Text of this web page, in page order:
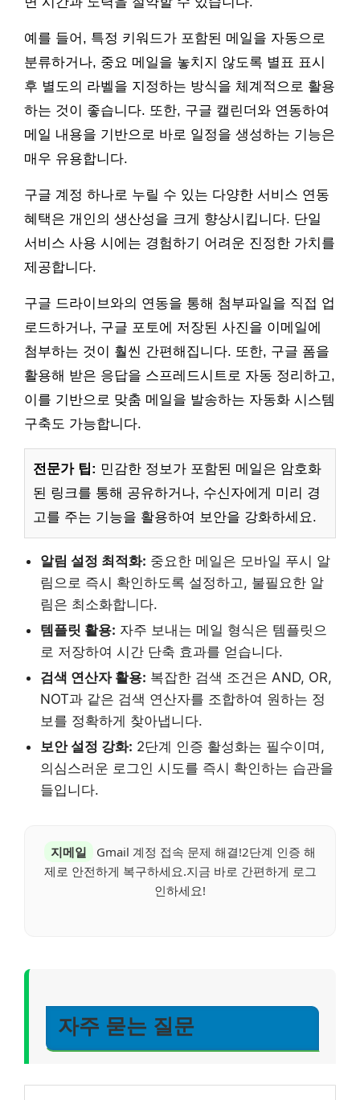
예를 들어, 특정 키워드가 포함된 메일을 자동으로
분류하거나, 중요 메일을 놓치지 않도록 별표 표시
후 별도의 라벨을 지정하는 방식을 체계적으로 활용
하는 것이 좋습니다. 또한, 구글 캘린더와 연동하여
메일 내용을 기반으로 바로 일정을 생성하는 기능은
매우 유용합니다.
구글 계정 하나로 누릴 수 있는 다양한 서비스 연동
혜택은 개인의 생산성을 크게 향상시킵니다. 단일
서비스 사용 시에는 경험하기 어려운 진정한 가치를
제공합니다.
구글 드라이브와의 연동을 통해 첨부파일을 직접 업
로드하거나, 구글 포토에 저장된 사진을 이메일에
첨부하는 것이 훨씬 간편해집니다. 또한, 구글 폼을
활용해 받은 응답을 스프레드시트로 자동 정리하고,
이를 기반으로 맞춤 메일을 발송하는 자동화 시스템
구축도 가능합니다.
전문가 팁: 민감한 정보가 포함된 메일은 암호화
된 링크를 통해 공유하거나, 수신자에게 미리 경
고를 주는 기능을 활용하여 보안을 강화하세요.
알림 설정 최적화: 중요한 메일은 모바일 푸시 알
림으로 즉시 확인하도록 설정하고, 불필요한 알
림은 최소화합니다.
템플릿 활용: 자주 보내는 메일 형식은 템플릿으
로 저장하여 시간 단축 효과를 얻습니다.
검색 연산자 활용: 복잡한 검색 조건은 AND, OR,
NOT과 같은 검색 연산자를 조합하여 원하는 정
보를 정확하게 찾아냅니다.
보안 설정 강화: 2단계 인증 활성화는 필수이며,
의심스러운 로그인 시도를 즉시 확인하는 습관을
들입니다.
지메일
Gmail 계정 접속 문제 해결!2단계 인증 해
제로 안전하게 복구하세요.지금 바로 간편하게 로그
인하세요!
자주 묻는 질문